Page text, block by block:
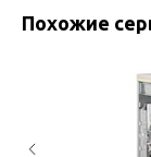
Похожие